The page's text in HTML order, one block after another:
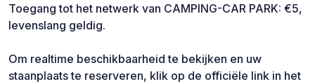
Toegang tot het netwerk van CAMPING-CAR PARK: €5,
levenslang geldig.
Om realtime beschikbaarheid te bekijken en uw
staanplaats te reserveren, klik op de officiële link in het